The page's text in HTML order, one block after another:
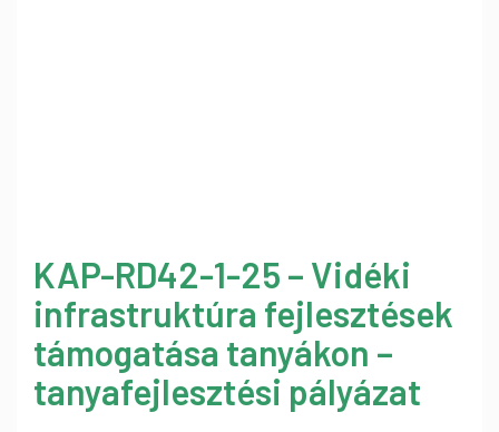
KAP-RD42-1-25 – Vidéki
infrastruktúra fejlesztések
támogatása tanyákon –
tanyafejlesztési pályázat